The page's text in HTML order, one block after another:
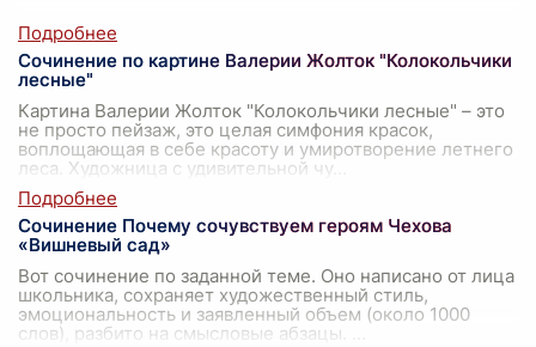
Сочинение по картине Валерии Жолток "Колокольчики
лесные"
Картина Валерии Жолток "Колокольчики лесные" – это
не просто пейзаж, это целая симфония красок,
воплощающая в себе красоту и умиротворение летнего
леса. Художница с удивительной чу
Сочинение Почему сочувствуем героям Чехова
«Вишневый сад»
Вот сочинение по заданной теме. Оно написано от лица
школьника, сохраняет художественный стиль,
эмоциональность и заявленный объем (около 1000
слов), разбито на смысловые абзацы.